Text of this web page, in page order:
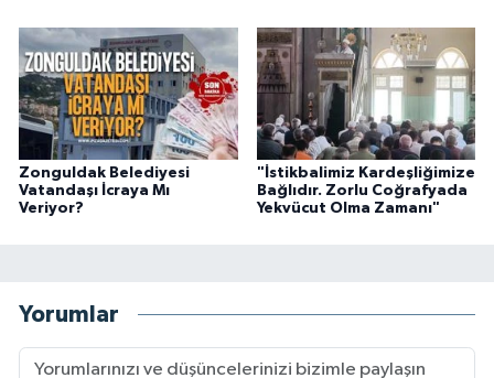
Zonguldak Belediyesi
Vatandaşı İcraya Mı
Veriyor?
"İstikbalimiz Kardeşliğimize
Bağlıdır. Zorlu Coğrafyada
Yekvücut Olma Zamanı"
Yorumlar